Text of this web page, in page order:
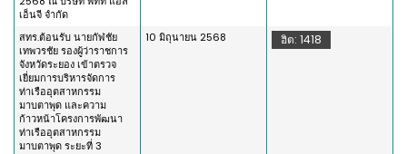
เอ็นจี จำกัด
สทร.ต้อนรับ นายกัฬชัย
เทพวรชัย รองผู้ว่าราชการ
จังหวัดระยอง เข้าตรวจ
เยี่ยมการบริหารจัดการ
ท่าเรืออุตสาหกรรม
มาบตาพุด และความ
ก้าวหน้าโครงการพัฒนา
ท่าเรืออุตสาหกรรม
มาบตาพุด ระยะที่ 3
10 มิถุนายน 2568 ฮิต: 1418